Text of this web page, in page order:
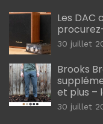
Les DAC
30 juillet
Brooks
et plus –
30 juillet